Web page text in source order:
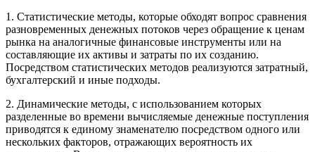
1. Статистические методы, которые обходят вопрос сравнения
разновременных денежных потоков через обращение к ценам
рынка на аналогичные финансовые инструменты или на
составляющие их активы и затраты по их созданию.
Посредством статистических методов реализуются затратный,
бухгалтерский и иные подходы.
2. Динамические методы, с использованием которых
разделенные во времени вычисляемые денежные поступления
приводятся к единому знаменателю посредством одного или
нескольких факторов, отражающих вероятность их